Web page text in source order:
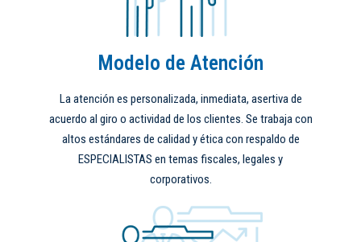
Modelo de Atención
La atención es personalizada, inmediata, asertiva de
acuerdo al giro o actividad de los clientes. Se trabaja con
altos estándares de calidad y ética con respaldo de
ESPECIALISTAS en temas fiscales, legales y
corporativos.